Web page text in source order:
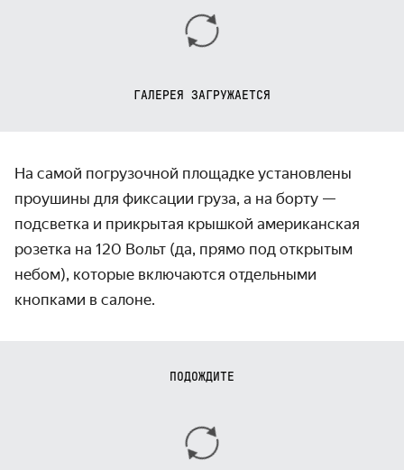
ГАЛЕРЕЯ ЗАГРУЖАЕТСЯ
На самой погрузочной площадке установлены
проушины для фиксации груза, а на борту —
подсветка и прикрытая крышкой американская
розетка на 120 Вольт (да, прямо под открытым
небом), которые включаются отдельными
кнопками в салоне.
ПОДОЖДИТЕ